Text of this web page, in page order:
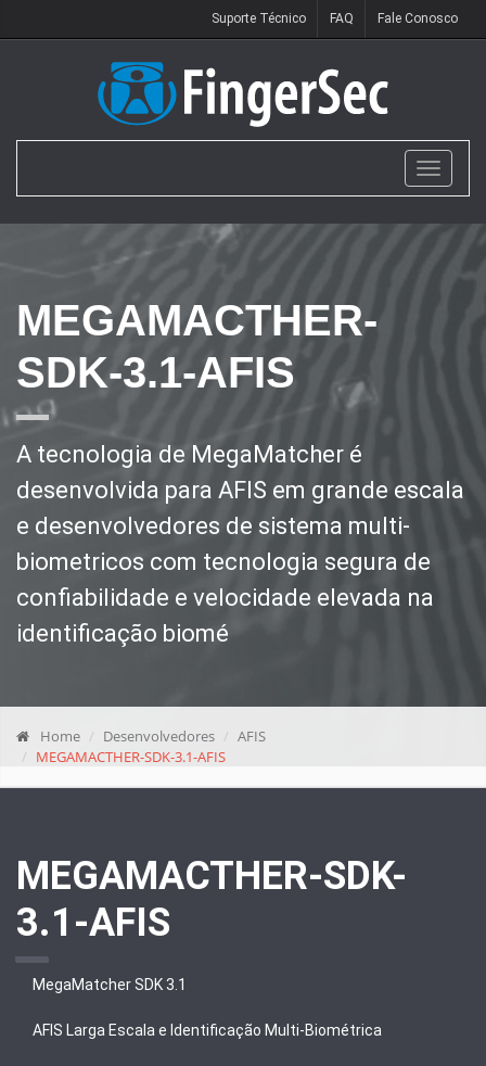
Suporte Técnico FAQ Fale Conosco
Toggle
MEGAMACTHER-
SDK-3.1-AFIS
A tecnologia de MegaMatcher é
desenvolvida para AFIS em grande escala
e desenvolvedores de sistema multi-
biometricos com tecnologia segura de
confiabilidade e velocidade elevada na
identificação biomé
Home Desenvolvedores
AFIS
MEGAMACTHER-SDK-3.1-AFIS
MEGAMACTHER-SDK-
3.1-AFIS
MegaMatcher SDK 3.1
AFIS Larga Escala e Identificação Multi-Biométrica